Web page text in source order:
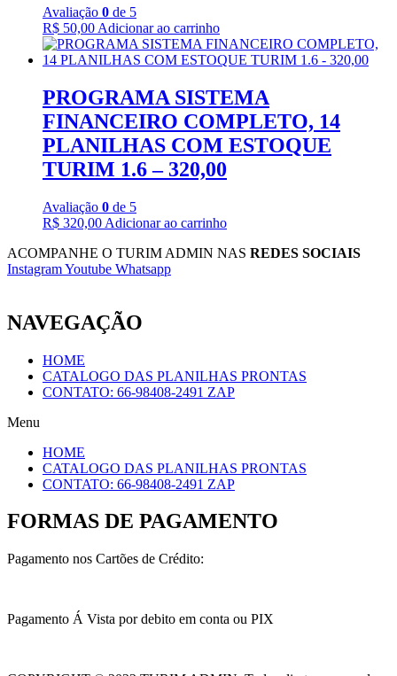
Avaliação 0 de 5
R$ 50,00 Adicionar ao carrinho
PROGRAMA SISTEMA
FINANCEIRO COMPLETO, 14
PLANILHAS COM ESTOQUE
TURIM 1.6 – 320,00
Avaliação 0 de 5
R$ 320,00 Adicionar ao carrinho
ACOMPANHE O TURIM ADMIN NAS REDES SOCIAIS
InstagramYoutube Whatsapp
NAVEGAÇÃO
HOME
CATALOGO DAS PLANILHAS PRONTAS
CONTATO: 66-98408-2491 ZAP
Menu
HOME
CATALOGO DAS PLANILHAS PRONTAS
CONTATO: 66-98408-2491 ZAP
FORMAS DE PAGAMENTO
Pagamento nos Cartões de Crédito:
Pagamento Á Vista por debito em conta ou PIX